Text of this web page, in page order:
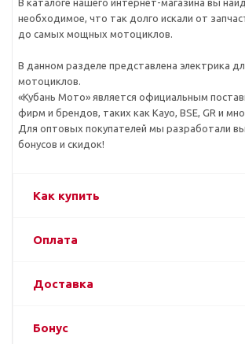
В каталоге нашего интернет-магазина вы
необходимое, что так долго искали от
до самых мощных мотоциклов.
В данном разделе представлена электрика
мотоциклов.
«Кубань Мото» является официальным
фирм и брендов, таких как Kayo, BSE, GR и
Для оптовых покупателей мы разработали
бонусов и скидок!
Как купить
Оплата
Доставка
Бонус